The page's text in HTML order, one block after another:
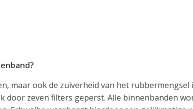
maar ook de zuiverheid van het rubbermengsel
zeven filters geperst. Alle binnenbanden